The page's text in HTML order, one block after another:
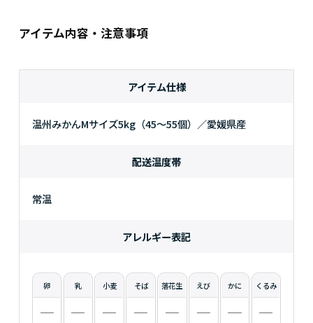
アイテム内容・注意事項
アイテム仕様
温州みかんMサイズ5kg（45～55個）／愛媛県産
配送温度帯
常温
アレルギー表記
卵 乳 小麦 そば 落花生 えび かに くるみ